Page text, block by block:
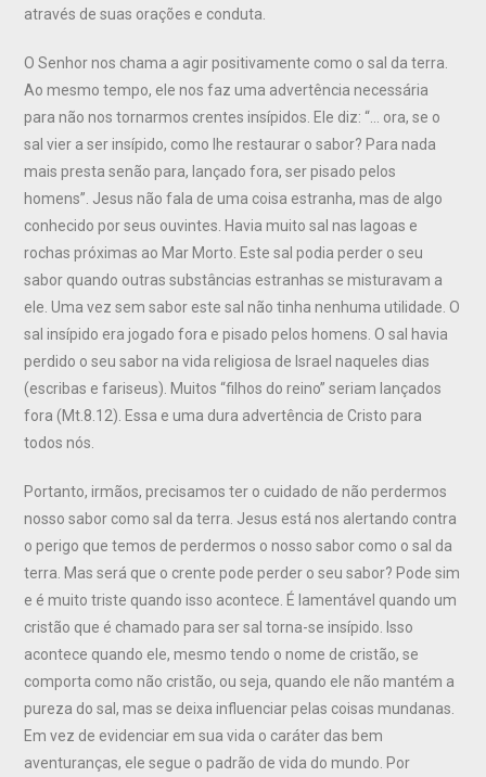
através de suas orações e conduta.
O Senhor nos chama a agir positivamente como o sal da terra.
Ao mesmo tempo, ele nos faz uma advertência necessária
para não nos tornarmos crentes insípidos. Ele diz: “… ora, se o
sal vier a ser insípido, como lhe restaurar o sabor? Para nada
mais presta senão para, lançado fora, ser pisado pelos
homens”. Jesus não fala de uma coisa estranha, mas de algo
conhecido por seus ouvintes. Havia muito sal nas lagoas e
rochas próximas ao Mar Morto. Este sal podia perder o seu
sabor quando outras substâncias estranhas se misturavam a
ele. Uma vez sem sabor este sal não tinha nenhuma utilidade. O
sal insípido era jogado fora e pisado pelos homens. O sal havia
perdido o seu sabor na vida religiosa de Israel naqueles dias
(escribas e fariseus). Muitos “filhos do reino” seriam lançados
fora (Mt.8.12). Essa e uma dura advertência de Cristo para
todos nós.
Portanto, irmãos, precisamos ter o cuidado de não perdermos
nosso sabor como sal da terra. Jesus está nos alertando contra
o perigo que temos de perdermos o nosso sabor como o sal da
terra. Mas será que o crente pode perder o seu sabor? Pode sim
e é muito triste quando isso acontece. É lamentável quando um
cristão que é chamado para ser sal torna-se insípido. Isso
acontece quando ele, mesmo tendo o nome de cristão, se
comporta como não cristão, ou seja, quando ele não mantém a
pureza do sal, mas se deixa influenciar pelas coisas mundanas.
Em vez de evidenciar em sua vida o caráter das bem
aventuranças, ele segue o padrão de vida do mundo. Por